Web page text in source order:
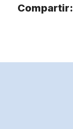
Compartir: